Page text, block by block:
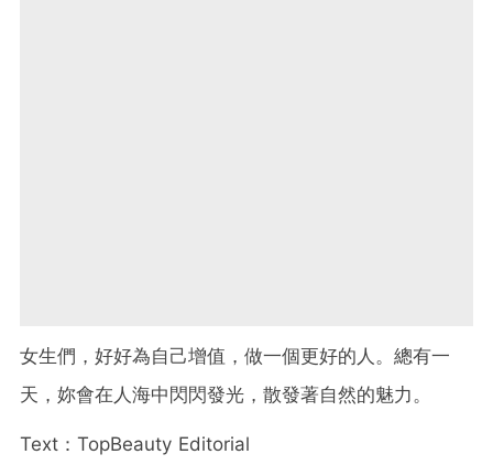
女生們，好好為自己增值，做一個更好的人。總有一
天，妳會在人海中閃閃發光，散發著自然的魅力。
Text：TopBeauty Editorial